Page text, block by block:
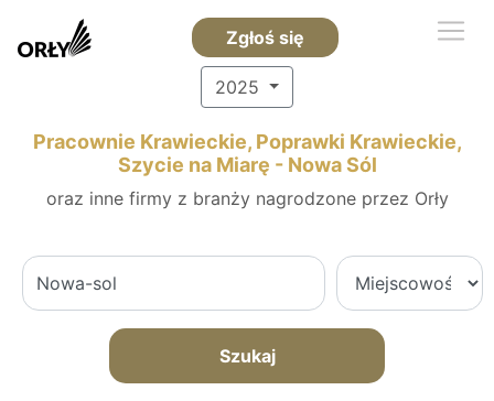
Zgłoś się
2025
Pracownie Krawieckie, Poprawki Krawieckie,
Szycie na Miarę - Nowa Sól
oraz inne firmy z branży nagrodzone przez Orły
Szukaj